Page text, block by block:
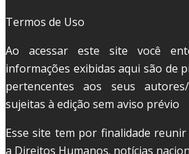
Termos de Uso
Ao acessar este site você
informações exibidas aqui são de
pertencentes aos seus
sujeitas à edição sem aviso prévio
Esse site tem por finalidade
a Direitos Humanos. notícias